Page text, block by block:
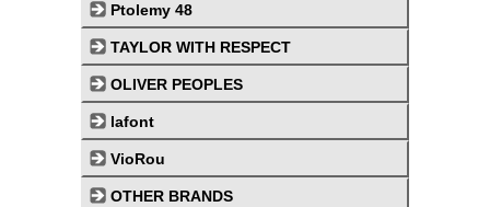
Ptolemy 48
TAYLOR WITH RESPECT
OLIVER PEOPLES
lafont
VioRou
OTHER BRANDS